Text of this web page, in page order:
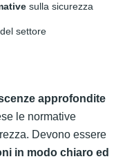
sulla sicurezza
settore
approfondite
le normative
Devono essere
in modo chiaro ed